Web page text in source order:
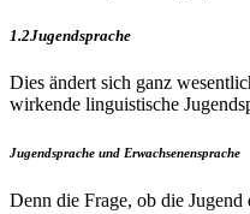
1.2Jugendsprache
Dies ändert sich ganz
wirkende linguistische
Jugendsprache und Erwachsenensprache
Denn die Frage, ob die Jugend